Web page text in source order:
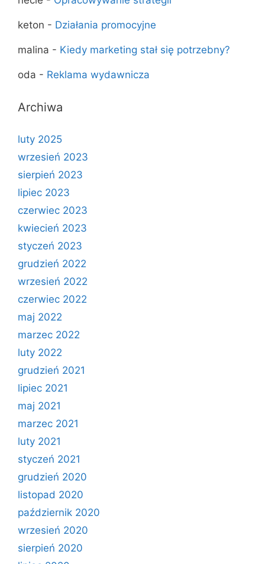
keton - Działania promocyjne
malina - Kiedy marketing stał się potrzebny?
oda - Reklama wydawnicza
Archiwa
luty 2025
wrzesień 2023
sierpień 2023
lipiec 2023
czerwiec 2023
kwiecień 2023
styczeń 2023
grudzień 2022
wrzesień 2022
czerwiec 2022
maj 2022
marzec 2022
luty 2022
grudzień 2021
lipiec 2021
maj 2021
marzec 2021
luty 2021
styczeń 2021
grudzień 2020
listopad 2020
październik 2020
wrzesień 2020
sierpień 2020